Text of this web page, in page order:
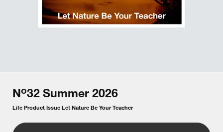
No32 Summer 2026
Life Product Issue Let Nature Be Your Teacher